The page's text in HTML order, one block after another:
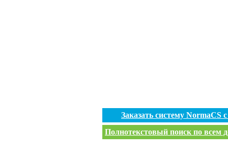
Заказать систему
Полнотекстовый поиск по всем